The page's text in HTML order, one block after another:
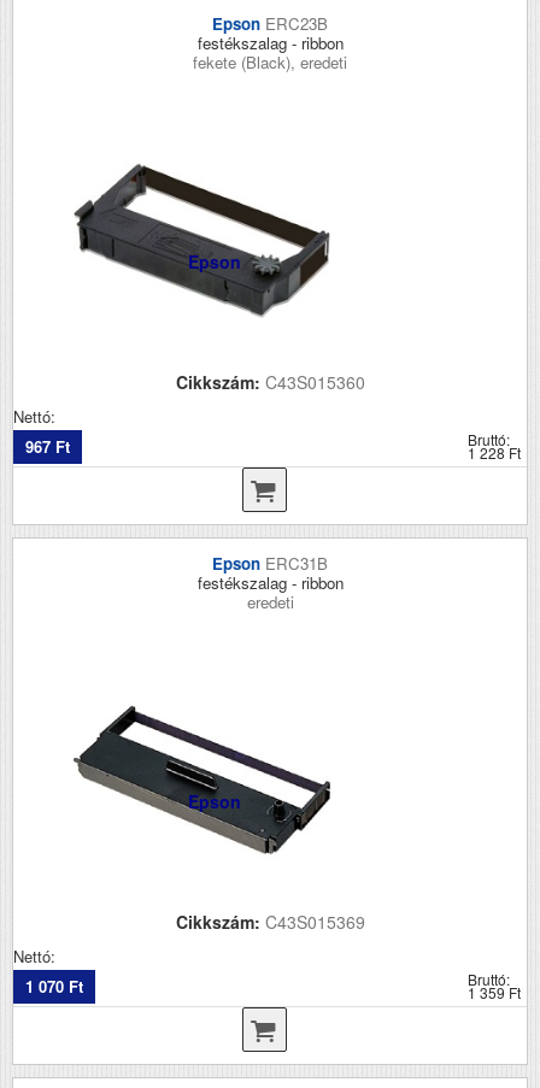
Epson ERC23B
festékszalag - ribbon
fekete (Black), eredeti
Epson
Cikkszám: C43S015360
Nettó:
967 Ft
Bruttó:
1 228 Ft
Epson ERC31B
festékszalag - ribbon
eredeti
Epson
Cikkszám: C43S015369
Nettó:
1 070 Ft
Bruttó:
1 359 Ft